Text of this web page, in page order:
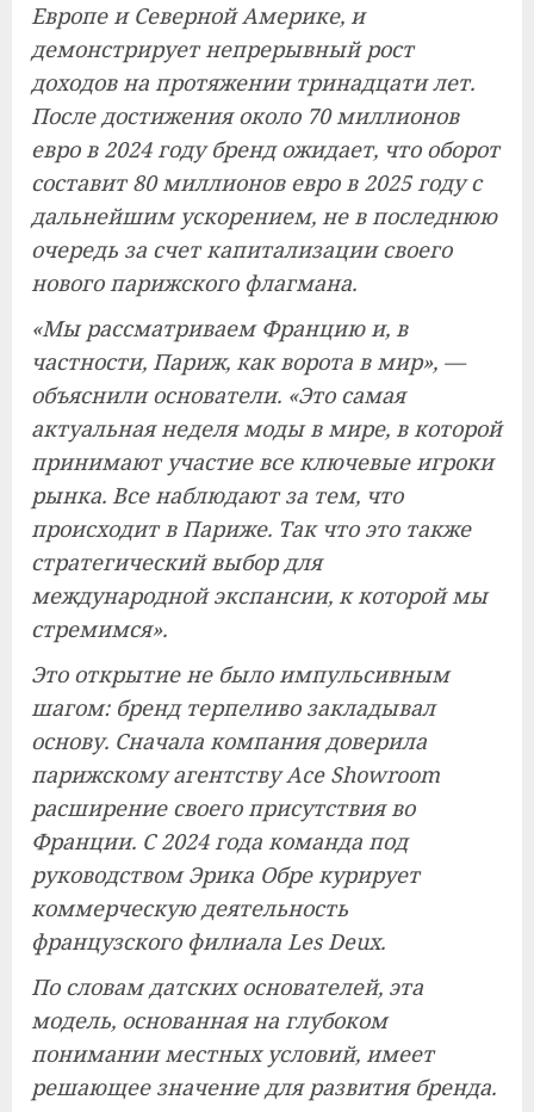
Европе и Северной Америке, и
демонстрирует непрерывный рост
доходов на протяжении тринадцати лет.
После достижения около 70 миллионов
евро в 2024 году бренд ожидает, что оборот
составит 80 миллионов евро в 2025 году с
дальнейшим ускорением, не в последнюю
очередь за счет капитализации своего
нового парижского флагмана.
«Мы рассматриваем Францию ​​и, в
частности, Париж, как ворота в мир», —
объяснили основатели. «Это самая
актуальная неделя моды в мире, в которой
принимают участие все ключевые игроки
рынка. Все наблюдают за тем, что
происходит в Париже. Так что это также
стратегический выбор для
международной экспансии, к которой мы
стремимся».
Это открытие не было импульсивным
шагом: бренд терпеливо закладывал
основу. Сначала компания доверила
парижскому агентству Ace Showroom
расширение своего присутствия во
Франции. С 2024 года команда под
руководством Эрика Обре курирует
коммерческую деятельность
французского филиала Les Deux.
По словам датских основателей, эта
модель, основанная на глубоком
понимании местных условий, имеет
решающее значение для развития бренда.